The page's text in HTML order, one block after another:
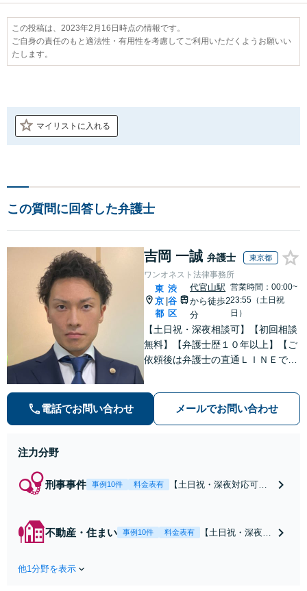
この投稿は、2023年2月16日時点の情報です。
ご自身の責任のもと適法性・有用性を考慮してご利用いただくようお願いい
たします。
マイリストに入れる
この質問に回答した弁護士
吉岡 一誠 弁護士 東京都
ワンオネスト法律事務所
東
京
都
|
渋
谷
区
代官山駅
から徒歩2
分
営業時間：00:00~
23:55（土日祝
日）
【土日祝・深夜相談可】【初回相談
無料】【弁護士歴１０年以上】【ご
依頼後は弁護士の直通ＬＩＮＥでい
ル・ナイトワークトラブルに注力】
電話でお問い合わせ メールでお問い合わせ
注力分野
刑事事件 事例10件 料金表有
【土日祝・深夜対応可】
起訴を目指します。逮捕
勾留されている場合、首
不動産・住まい 事例10件 料金表有
【土日祝・深夜相
他1分野を表示